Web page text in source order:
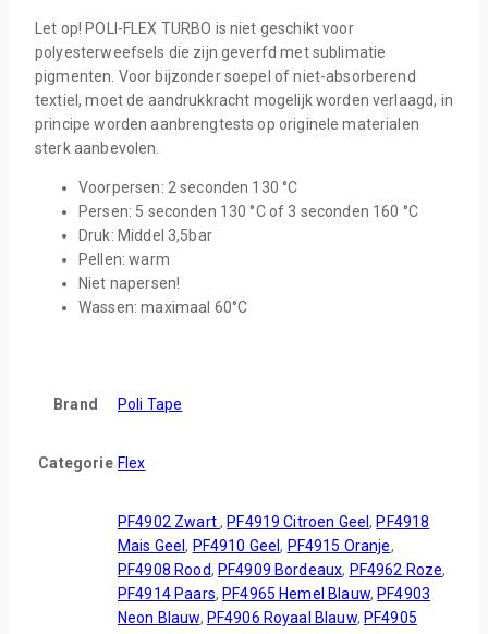
Let op! POLI-FLEX TURBO is niet geschikt voor
polyesterweefsels die zijn geverfd met sublimatie
pigmenten. Voor bijzonder soepel of niet-absorberend
textiel, moet de aandrukkracht mogelijk worden verlaagd, in
principe worden aanbrengtests op originele materialen
sterk aanbevolen.
Voorpersen: 2 seconden 130 °C
Persen: 5 seconden 130 °C of 3 seconden 160 °C
Druk: Middel 3,5bar
Pellen: warm
Niet napersen!
Wassen: maximaal 60°C
Brand Poli Tape
Categorie Flex
PF4902 Zwart,PF4919 Citroen Geel,PF4918
Mais Geel, PF4910 Geel, PF4915 Oranje,
PF4908 Rood, PF4909 Bordeaux, PF4962 Roze,
PF4914 Paars,PF4965 Hemel Blauw,PF4903
Neon Blauw, PF4906 Royaal Blauw, PF4905